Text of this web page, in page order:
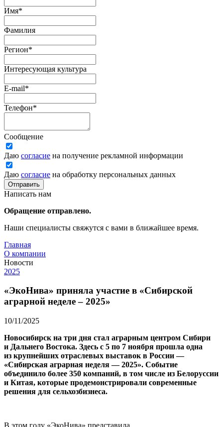
Имя*
Фамилия
Регион*
Интересующая культура
E-mail*
Телефон*
Сообщение
Даю согласие на получение рекламной информации
Даю согласие на обработку персональных данных
Отправить
Написать нам
Обращение отправлено.
Наши специалисты свяжутся с вами в ближайшее время.
Главная
О компании
Новости
2025
«ЭкоНива» приняла участие в «Сибирской
аграрной неделе – 2025»
10/11/2025
Новосибирск на три дня стал аграрным центром Сибири
и Дальнего Востока. Здесь с 5 по 7 ноября прошла одна
из крупнейших отраслевых выставок в России —
«Сибирская аграрная неделя — 2025». Событие
объединило более 350 компаний, в том числе из Белоруссии
и Китая, которые продемонстрировали современные
решения для сельхозбизнеса.
В этом году «ЭкоНива» представила